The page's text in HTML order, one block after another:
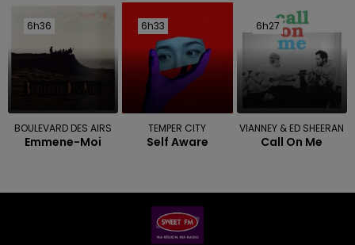
6h36
6h36
BOULEVARD DES AIRS
Emmene-Moi
6h33
6h33
TEMPER CITY
Self Aware
6h27
6h27
VIANNEY & ED SHEERAN
Call On Me